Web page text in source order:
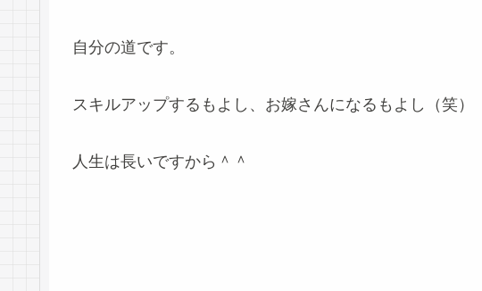
自分の道です。
スキルアップするもよし、お嫁さんになるもよし（笑）
人生は長いですから＾＾